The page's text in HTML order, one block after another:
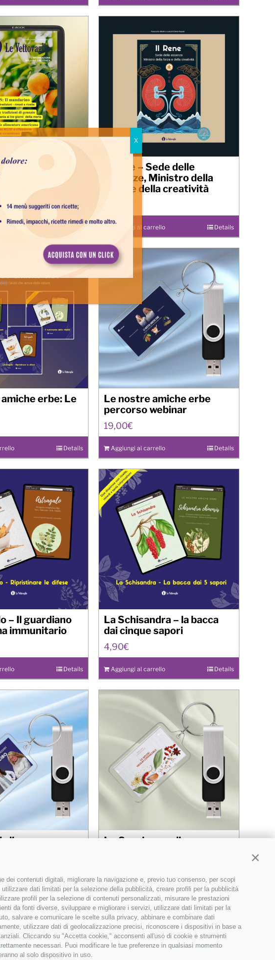
contenuti digitali, migliorare la navigazione e, previo tuo consenso, per scopi
dati limitati per la selezione della pubblicità, creare profili per la pubblicità
profili per la selezione di contenuti personalizzati, misurare le prestazioni
da fonti diverse, sviluppare e migliorare i servizi, utilizzare dati limitati per la
salvare e comunicare le scelte sulla privacy, abbinare e combinare dati
utilizzare dati di geolocalizzazione precisi, riconoscere i dispositivi in base a
Cliccando su "Accetta cookie," acconsenti all'uso di cookie e strumenti
necessari. Puoi modificare le tue preferenze in qualsiasi momento
al solo dispositivo in uso.
Magazine –
Details
Il Rene – Sede delle
Essenze, Ministro della
forza e della creatività
Aggiungi al carrello Details
erbe: Le
Details
Le nostre amiche erbe
percorso webinar
19,00€
Aggiungi al carrello Details
– Il guardiano
immunitario
Details
La Schisandra – la bacca
dai cinque sapori
4,90€
Aggiungi al carrello Details
cibo – percorso
Details
Le Spezie: meglio
Aggiungi al carrello Details
1 2 Next